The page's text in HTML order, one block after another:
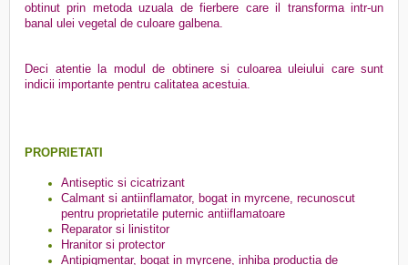
obtinut prin metoda uzuala de fierbere care il transforma intr-un
banal ulei vegetal de culoare galbena.
Deci atentie la modul de obtinere si culoarea uleiului care sunt
indicii importante pentru calitatea acestuia.
PROPRIETATI
Antiseptic si cicatrizant
Calmant si antiinflamator, bogat in myrcene, recunoscut
pentru proprietatile puternic antiiflamatoare
Reparator si linistitor
Hranitor si protector
Antipigmentar, bogat in myrcene, inhiba productia de